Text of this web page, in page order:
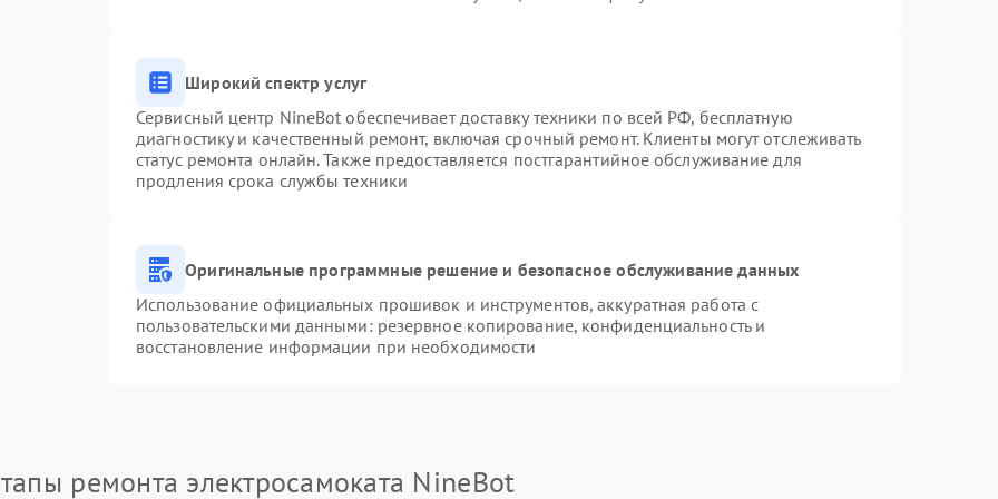
Широкий спектр услуг
Сервисный центр NineBot обеспечивает доставку техники по всей РФ, бесплатную
диагностику и качественный ремонт, включая срочный ремонт. Клиенты могут отслеживать
статус ремонта онлайн. Также предоставляется постгарантийное обслуживание для
продления срока службы техники
Оригинальные программные решение и безопасное обслуживание данных
Использование официальных прошивок и инструментов, аккуратная работа с
пользовательскими данными: резервное копирование, конфиденциальность и
восстановление информации при необходимости
ремонта электросамоката NineBot